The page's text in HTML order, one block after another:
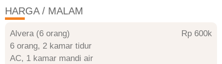
HARGA / MALAM
Alvera (6 orang)
6 orang, 2 kamar tidur
AC, 1 kamar mandi air
Rp 600